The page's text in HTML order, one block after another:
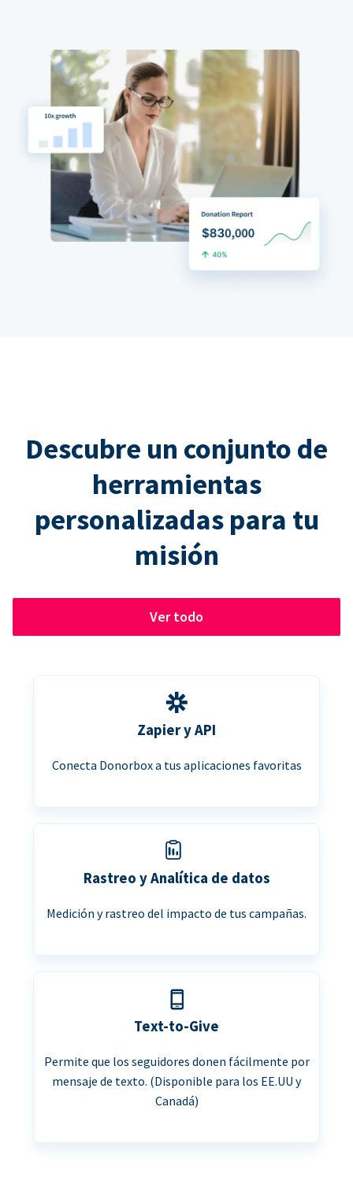
Descubre un conjunto de
herramientas
personalizadas para tu
misión
Ver todo
Zapier y API
Conecta Donorbox a tus aplicaciones favoritas
Rastreo y Analítica de datos
Medición y rastreo del impacto de tus campañas.
Text-to-Give
Permite que los seguidores donen fácilmente por
mensaje de texto. (Disponible para los EE.UU y
Canadá)